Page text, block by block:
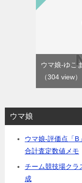
ウマ娘-ゆこ
（304 view）
ウマ娘
ウマ娘-評価点「B
合計査定数値メモ
チーム競技場クラ
成